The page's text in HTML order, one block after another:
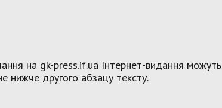
на gk-press.if.ua Інтернет-видання можуть
нижче другого абзацу тексту.